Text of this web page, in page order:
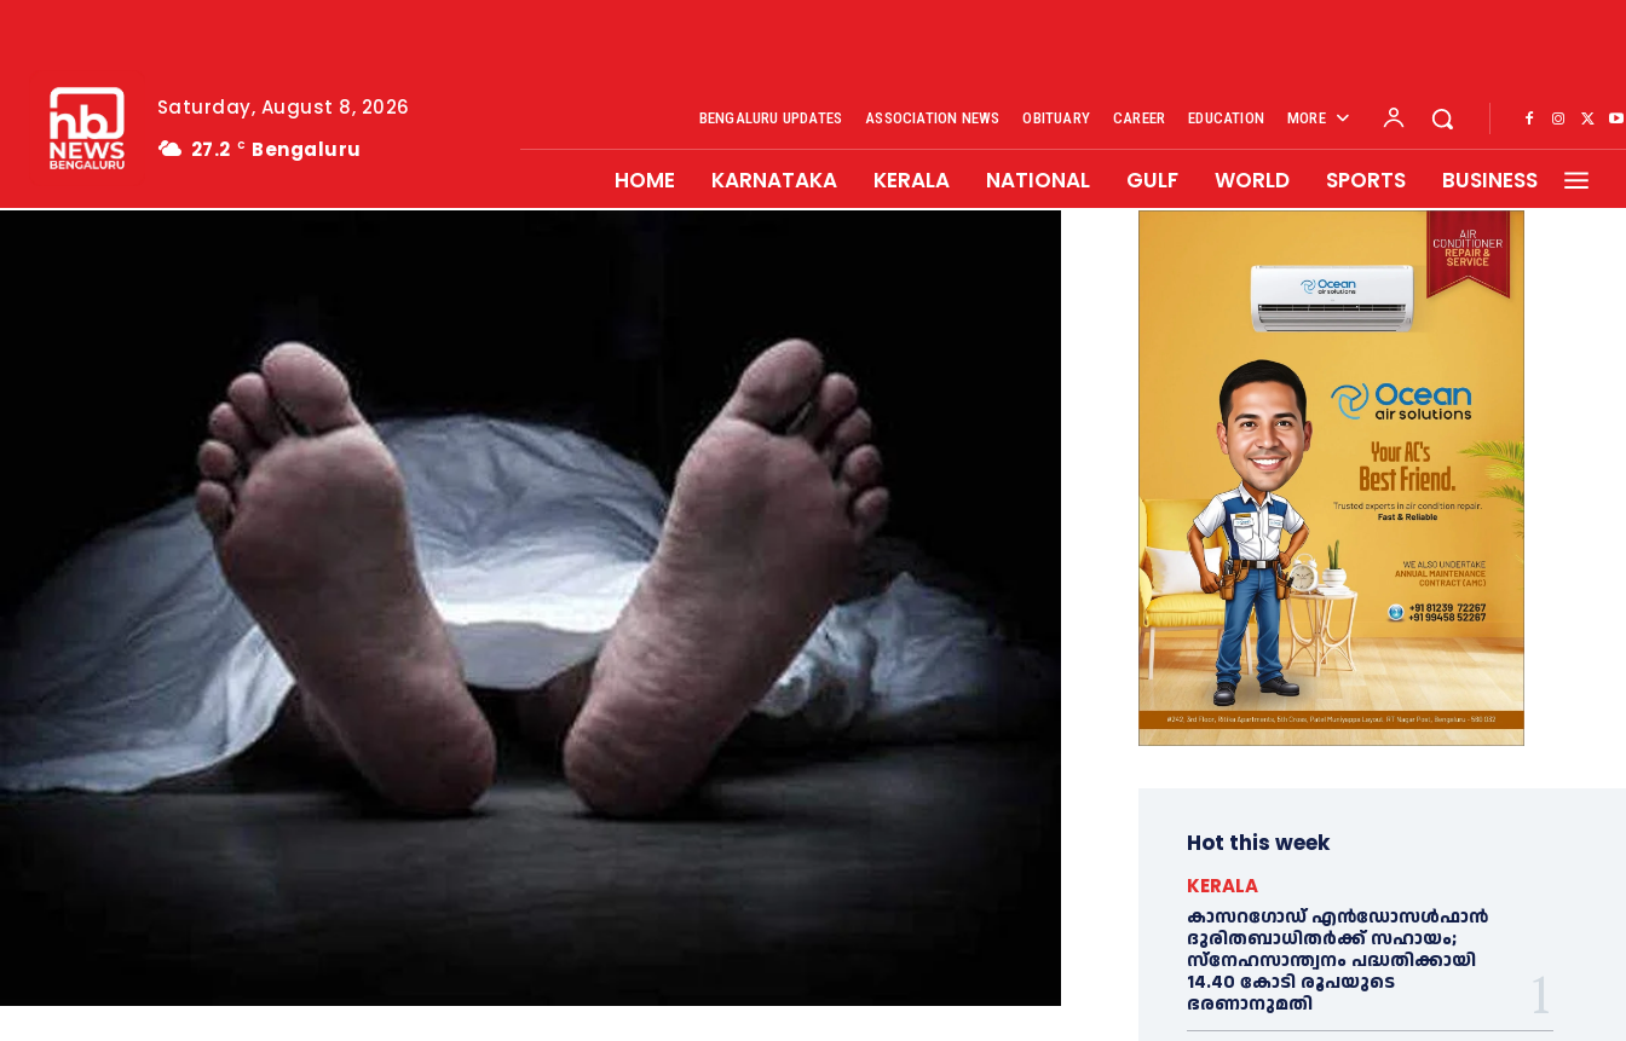
Saturday, August 8, 2026
27.2 C Bengaluru
BENGALURU UPDATES ASSOCIATION NEWS OBITUARY CAREER EDUCATION MORE
HOME KARNATAKA KERALA NATIONAL GULF WORLD SPORTS BUSINESS
Hot this week
KERALA
കാസറഗോഡ് എന്‍ഡോസള്‍ഫാന്‍
ദുരിതബാധിതര്‍ക്ക് സഹായം;
സ്‌നേഹസാന്ത്വനം പദ്ധതിക്കായി
14.40 കോടി രൂപയുടെ
ഭരണാനുമതി